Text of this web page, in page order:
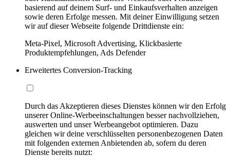
basierend auf deinem Surf- und Einkaufsverhalten anzeigen
sowie deren Erfolge messen. Mit deiner Einwilligung setzen
wir auf dieser Webseite folgende Drittdienste ein:
Meta-Pixel, Microsoft Advertising, Klickbasierte
Produktempfehlungen, Ads Defender
Erweitertes Conversion-Tracking
Durch das Akzeptieren dieses Dienstes können wir den Erfolg
unserer Online-Werbeeinschaltungen besser nachvollziehen,
auswerten und unser Werbeangebot optimieren. Dazu
gleichen wir deine verschlüsselten personenbezogenen Daten
mit folgenden externen Anbietenden ab, sofern du deren
Dienste bereits nutzt: